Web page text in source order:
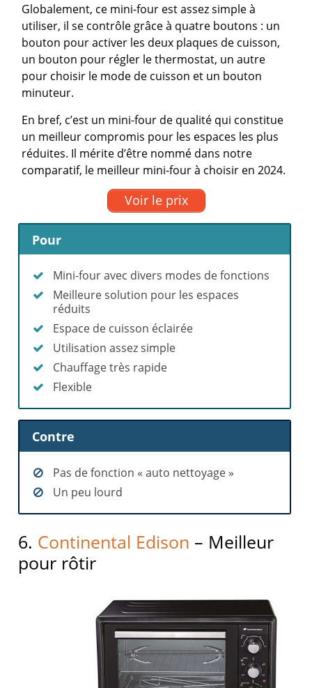
Globalement, ce mini-four est assez simple à
utiliser, il se contrôle grâce à quatre boutons : un
bouton pour activer les deux plaques de cuisson,
un bouton pour régler le thermostat, un autre
pour choisir le mode de cuisson et un bouton
minuteur.
En bref, c’est un mini-four de qualité qui constitue
un meilleur compromis pour les espaces les plus
réduites. Il mérite d’être nommé dans notre
comparatif, le meilleur mini-four à choisir en 2024.
Voir le prix
Pour
Mini-four avec divers modes de fonctions
Meilleure solution pour les espaces
réduits
Espace de cuisson éclairée
Utilisation assez simple
Chauffage très rapide
Flexible
Contre
Pas de fonction « auto nettoyage »
Un peu lourd
6. Continental Edison – Meilleur
pour rôtir